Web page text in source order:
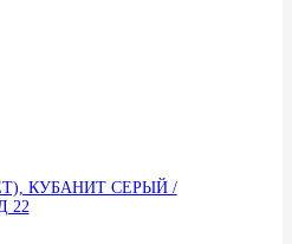
КУБАНИТ СЕРЫЙ /
22